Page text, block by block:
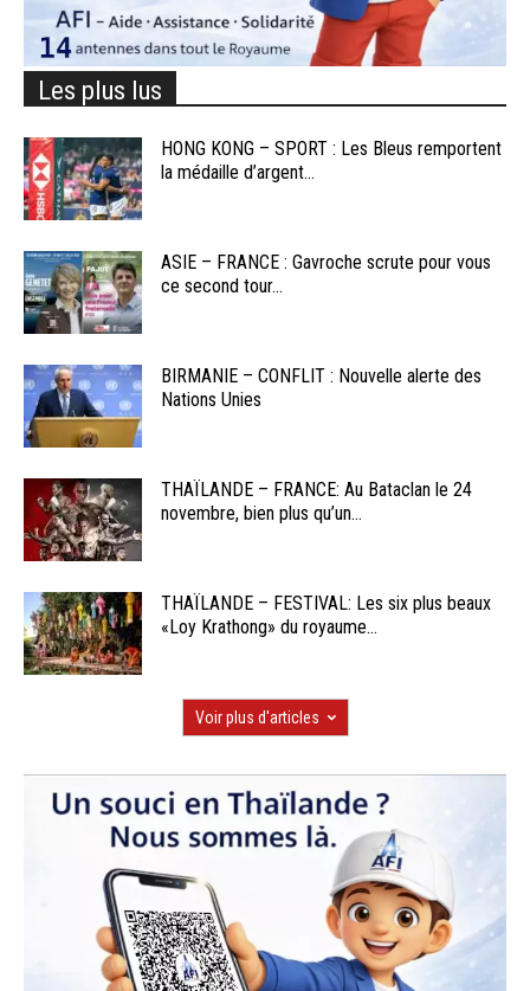
Les plus lus
HONG KONG – SPORT : Les Bleus remportent
la médaille d’argent...
ASIE – FRANCE : Gavroche scrute pour vous
ce second tour...
BIRMANIE – CONFLIT : Nouvelle alerte des
Nations Unies
THAÏLANDE – FRANCE: Au Bataclan le 24
novembre, bien plus qu’un...
THAÏLANDE – FESTIVAL: Les six plus beaux
«Loy Krathong» du royaume...
Voir plus d'articles